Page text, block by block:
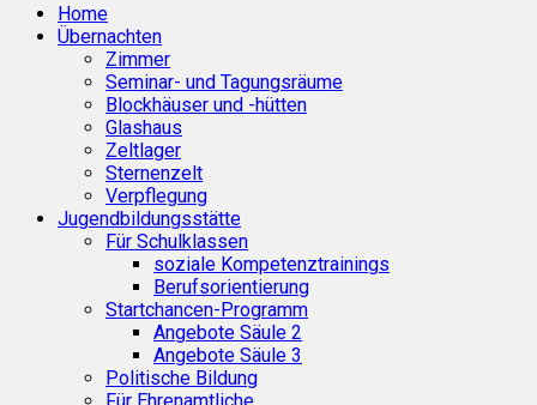
Close
Menu
Home
Übernachten
Zimmer
Seminar- und Tagungsräume
Blockhäuser und -hütten
Glashaus
Zeltlager
Sternenzelt
Verpflegung
Jugendbildungsstätte
Für Schulklassen
soziale Kompetenztrainings
Berufsorientierung
Startchancen-Programm
Angebote Säule 2
Angebote Säule 3
Politische Bildung